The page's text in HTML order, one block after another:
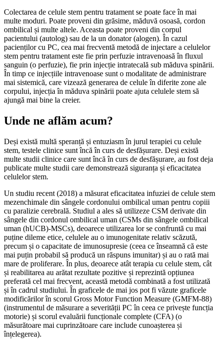
Colectarea de celule stem pentru tratament se poate face în mai
multe moduri. Poate proveni din grăsime, măduvă osoasă, cordon
ombilical și multe altele. Aceasta poate proveni din corpul
pacientului (autolog) sau de la un donator (alogen). În cazul
pacienților cu PC, cea mai frecventă metodă de injectare a celulelor
stem pentru tratament este fie prin perfuzie intravenoasă în fluxul
sanguin (o perfuzie), fie prin injecție intratecală sub măduva spinării.
În timp ce injecțiile intravenoase sunt o modalitate de administrare
mai sistemică, care vizează generarea de celule în diferite zone ale
corpului, injecția în măduva spinării poate ajuta celulele stem să
ajungă mai bine la creier.
Unde ne aflăm acum?
Deși există multă speranță și entuziasm în jurul terapiei cu celule
stem, testele clinice sunt încă în curs de desfășurare. Deși există
multe studii clinice care sunt încă în curs de desfășurare, au fost deja
publicate multe studii care demonstrează siguranța și eficacitatea
celulelor stem.
Un studiu recent (2018) a măsurat eficacitatea infuziei de celule stem
mezenchimale din sângele cordonului ombilical uman pentru copiii
cu paralizie cerebrală. Studiul a ales să utilizeze CSM derivate din
sângele din cordonul ombilical uman (CSMs din sângele ombilical
uman (hUCB)-MSCs), deoarece utilizarea lor se confruntă cu mai
puține dileme etice, celulele au o imunogenitate relativ scăzută,
precum și o capacitate de imunosupresie (ceea ce înseamnă că este
mai puțin probabil să producă un răspuns imunitar) și au o rată mai
mare de proliferare. În plus, deoarece atât terapia cu celule stem, cât
și reabilitarea au arătat rezultate pozitive și reprezintă opțiunea
preferată cel mai frecvent, această metodă combinată a fost utilizată
și în cadrul studiului. În graficele de mai jos pot fi văzute graficele
modificărilor în scorul Gross Motor Function Measure (GMFM-88)
(instrumentul de măsurare a severității PC în ceea ce privește funcția
motorie) și scorul evaluării funcționale complete (CFA) (o
măsurătoare mai cuprinzătoare care include cunoașterea și
înțelegerea).